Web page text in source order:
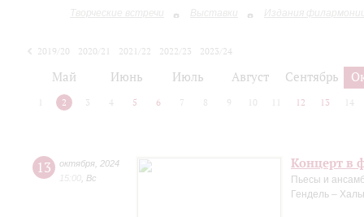
Творческие встречи Выставки Издания
2019/20 2020/21 2021/22 2022/23
2023/24
Май Июнь Июль Август Сентябрь
2 3 4 5 6 7 8 9 10 12 13 14
13 октября 2024
15:00 Вс
Концерт в
Пьесы и
Гендель –